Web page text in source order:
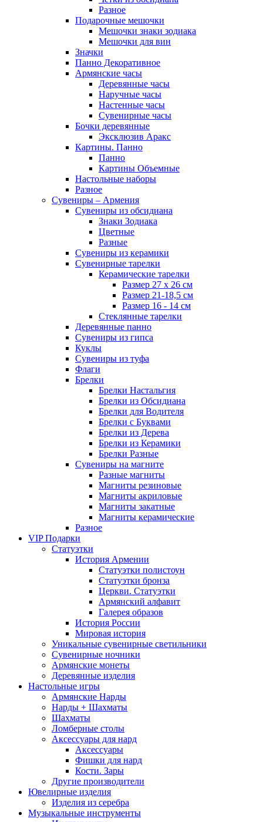
Разное
Подарочные мешочки
Мешочки знаки зодиака
Мешочки для вин
Значки
Панно Декоративное
Армянские часы
Деревянные часы
Наручные часы
Настенные часы
Сувенирные часы
Бочки деревянные
Эксклюзив Аракс
Картины. Панно
Панно
Картины Объемные
Настольные наборы
Разное
Сувениры – Армения
Сувениры из обсидиана
Знаки Зодиака
Цветные
Разные
Сувениры из керамики
Сувенирные тарелки
Керамические тарелки
Размер 27 х 26 см
Размер 21-18,5 см
Размер 16 - 14 см
Стеклянные тарелки
Деревянные панно
Сувениры из гипса
Куклы
Сувениры из туфа
Флаги
Брелки
Брелки Настальгия
Брелки из Обсидиана
Брелки для Водителя
Брелки с Буквами
Брелки из Дерева
Брелки из Керамики
Брелки Разные
Сувениры на магните
Разные магниты
Магниты резиновые
Магниты акриловые
Магниты закатные
Магниты керамические
Разное
VIP Подарки
Статуэтки
История Армении
Статуэтки полистоун
Статуэтки бронза
Церкви. Статуэтки
Армянский алфавит
Галерея образов
История России
Мировая история
Уникальные сувенирные светильники
Сувенирные ночники
Армянские монеты
Деревянные изделия
Настольные игры
Армянские Нарды
Нарды + Шахматы
Шахматы
Ломберные столы
Аксессуары для нард
Аксессуары
Фишки для нард
Кости. Зары
Другие производители
Ювелирные изделия
Изделия из серебра
Музыкальные инструменты